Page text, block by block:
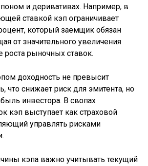
и деривативах. Например, в
ставкой кэп ограничивает
который заемщик обязан
от значительного увеличения
роста рыночных ставок.
доходность не превысит
что снижает риск для эмитента, но
инвестора. В свопах
кэп выступает как страховой
управлять рисками
кэпа важно учитывать текущий